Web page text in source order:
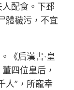
配食。下邳
體穢污，不宜
《后漢書·皇
四位皇后，
人”，所寵幸